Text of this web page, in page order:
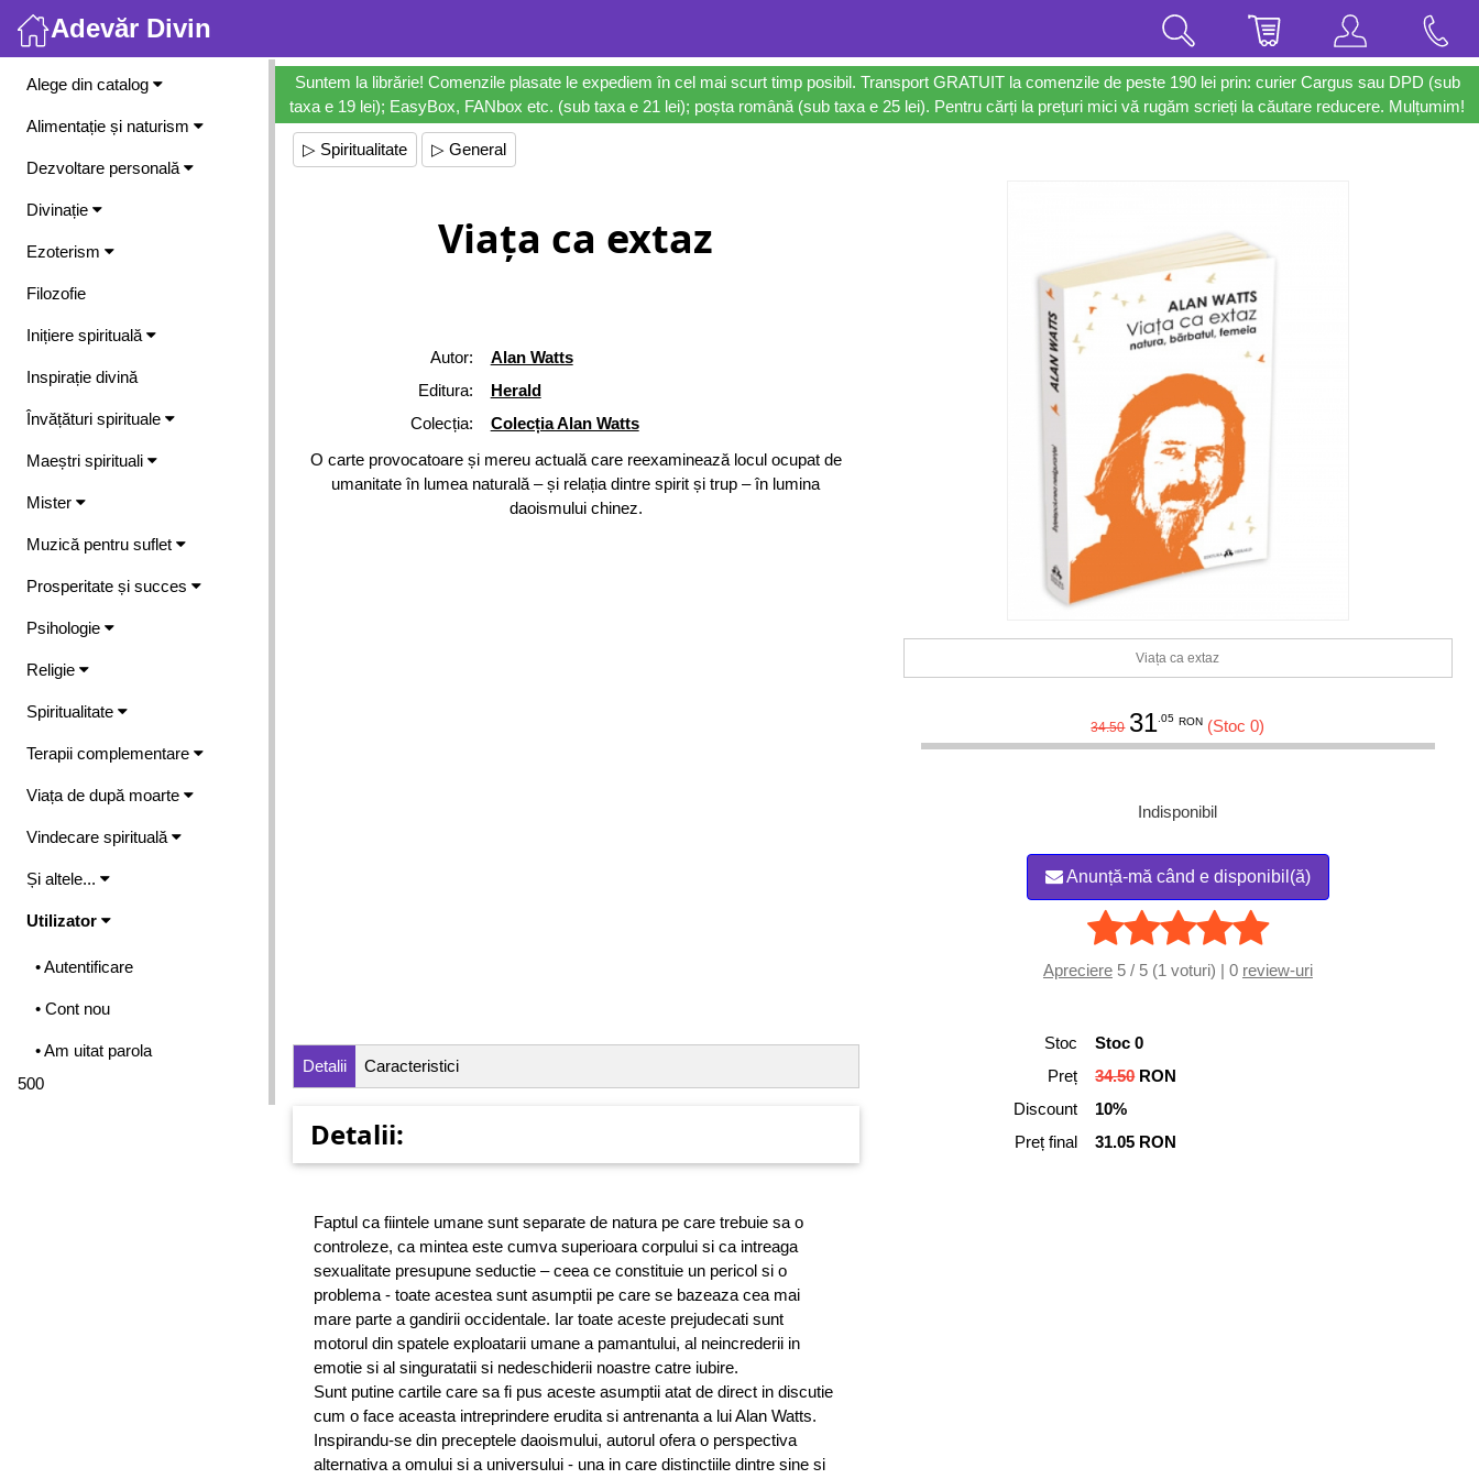
Adevăr Divin
Meniu
Alege din catalog
Alimentație și naturism
Dezvoltare personală
Divinație
Ezoterism
Filozofie
Inițiere spirituală
Inspirație divină
Învățături spirituale
Maeștri spirituali
Mister
Muzică pentru suflet
Prosperitate și succes
Psihologie
Religie
Spiritualitate
Terapii complementare
Viața de după moarte
Vindecare spirituală
Și altele...
Utilizator
• Autentificare
• Cont nou
• Am uitat parola
500
Suntem la librărie! Comenzile plasate le expediem în cel mai scurt timp posibil. Transport GRATUIT la comenzile de peste 190 lei prin: curier Cargus sau DPD (sub
taxa e 19 lei); EasyBox, FANbox etc. (sub taxa e 21 lei); poșta română (sub taxa e 25 lei). Pentru cărți la prețuri mici vă rugăm scrieți la căutare reducere. Mulțumim!
▷ Spiritualitate ▷ General
Viața ca extaz
Autor:
Alan Watts
Editura:
Herald
Colecția:
Colecția Alan Watts
O carte provocatoare și mereu actuală care reexaminează locul ocupat de
umanitate în lumea naturală – și relația dintre spirit și trup – în lumina
daoismului chinez.
Viața ca extaz
34.50 31 .05 RON (Stoc 0)
Indisponibil
Anunță-mă când e disponibil(ă)
Apreciere5 / 5 (1 voturi) | 0 review-uri
Detalii Caracteristici
Detalii:
Faptul ca fiintele umane sunt separate de natura pe care trebuie sa o
controleze, ca mintea este cumva superioara corpului si ca intreaga
sexualitate presupune seductie – ceea ce constituie un pericol si o
problema - toate acestea sunt asumptii pe care se bazeaza cea mai
mare parte a gandirii occidentale. Iar toate aceste prejudecati sunt
motorul din spatele exploatarii umane a pamantului, al neincrederii in
emotie si al singuratatii si nedeschiderii noastre catre iubire.
Sunt putine cartile care sa fi pus aceste asumptii atat de direct in discutie
cum o face aceasta intreprindere erudita si antrenanta a lui Alan Watts.
Inspirandu-se din preceptele daoismului, autorul ofera o perspectiva
alternativa a omului si a universului - una in care distinctiile dintre sine si
Stoc
Stoc 0
Preț
34.50RON
Discount
10%
Preț final
31.05 RON